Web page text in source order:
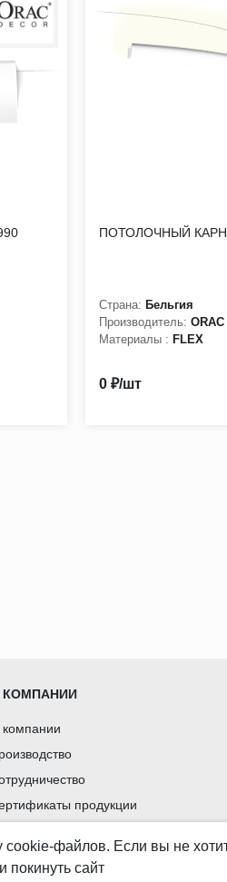
ПОТОЛОЧНЫЙ
Страна: Бельгия
Производитель:
Материалы : FLEX
0 ₽/шт
КОМПАНИИ
продукции
cookie-файлов. Если вы не
покинуть сайт